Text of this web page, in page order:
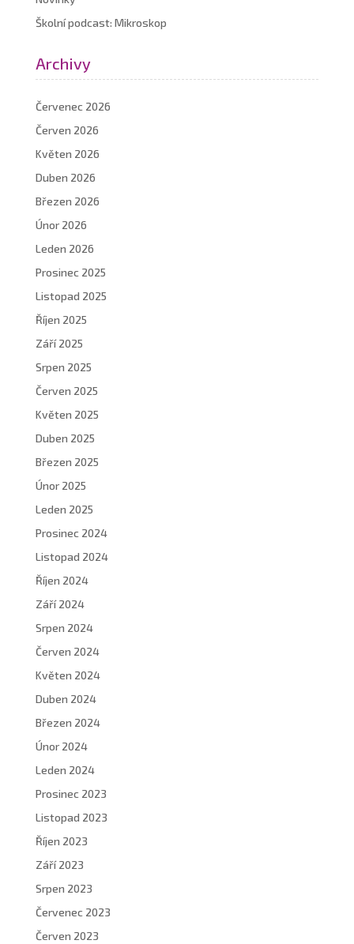
Školní podcast: Mikroskop
Archivy
Červenec 2026
Červen 2026
Květen 2026
Duben 2026
Březen 2026
Únor 2026
Leden 2026
Prosinec 2025
Listopad 2025
Říjen 2025
Září 2025
Srpen 2025
Červen 2025
Květen 2025
Duben 2025
Březen 2025
Únor 2025
Leden 2025
Prosinec 2024
Listopad 2024
Říjen 2024
Září 2024
Srpen 2024
Červen 2024
Květen 2024
Duben 2024
Březen 2024
Únor 2024
Leden 2024
Prosinec 2023
Listopad 2023
Říjen 2023
Září 2023
Srpen 2023
Červenec 2023
Červen 2023